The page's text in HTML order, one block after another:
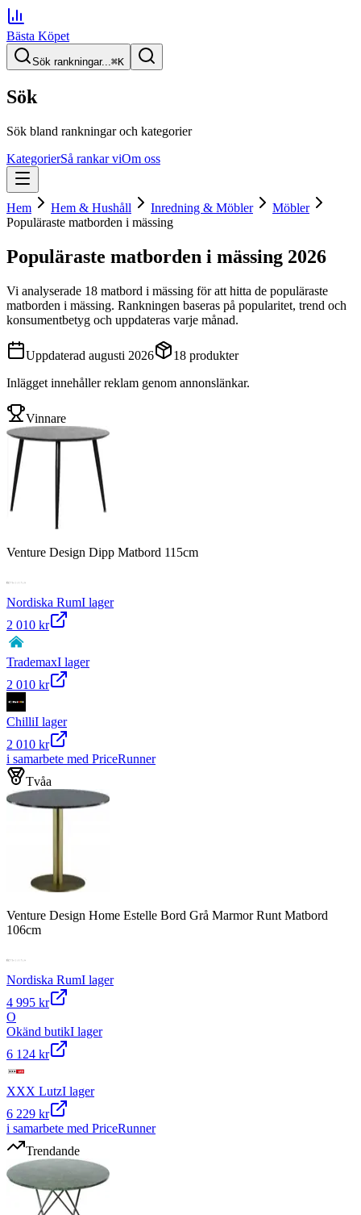
Bästa Köpet
Sök rankningar...⌘K
Sök
Sök bland rankningar och kategorier
KategorierSå rankar viOm oss
Hem Hem & Hushåll Inredning & Möbler
Möbler
Populäraste matborden i mässing
Populäraste matborden i mässing 2026
Vi analyserade 18 matbord i mässing för att hitta de populäraste
matborden i mässing. Rankningen baseras på popularitet, trend och
konsumentbetyg och uppdateras varje månad.
Uppdaterad augusti 2026 18 produkter
Inlägget innehåller reklam genom annonslänkar.
Vinnare
Venture Design Dipp Matbord 115cm
Nordiska RumI lager
2 010 kr
TrademaxI lager
2 010 kr
ChilliI lager
2 010 kr
i samarbete med PriceRunner
Tvåa
Venture Design Home Estelle Bord Grå Marmor Runt Matbord
106cm
Nordiska RumI lager
4 995 kr
O
Okänd butikI lager
6 124 kr
XXX LutzI lager
6 229 kr
i samarbete med PriceRunner
Trendande